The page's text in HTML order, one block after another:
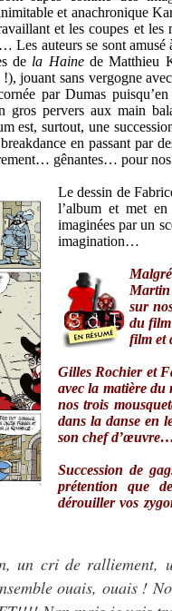
et anachronique
et les coupes et les
Les auteurs se sont
de la Hainede Matthieu
jouant sans vergogne
par Dumas
gros pervers aux main
est, surtout, une
en passant par
gênantes… pour
Le dessin de
l’album et met en
imaginées par un
imagination…
sur
du film
film et
Gilles Rochier et
avec la matière du
nos trois
dans la danse en
son chef
Succession de
prétention que
dérouiller vos
un cri de ralliement,
ouais, ouais !